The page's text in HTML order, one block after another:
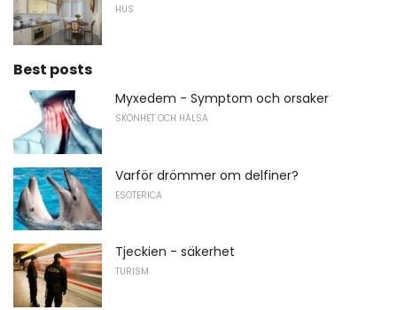
HUS
Best posts
Myxedem - Symptom och orsaker
SKÖNHET OCH HÄLSA
Varför drömmer om delfiner?
ESOTERICA
Tjeckien - säkerhet
TURISM